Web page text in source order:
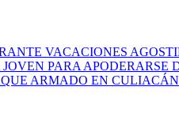
VACACIONES
PARA APODERARSE
ARMADO EN CULIACÁN